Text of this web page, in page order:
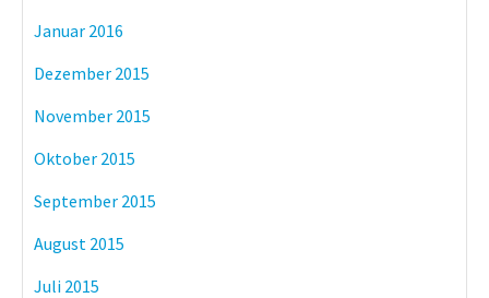
Januar 2016
Dezember 2015
November 2015
Oktober 2015
September 2015
August 2015
Juli 2015